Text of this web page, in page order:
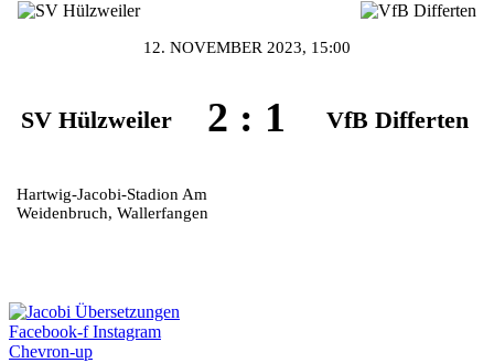
12. NOVEMBER 2023, 15:00
SV Hülzweiler 2 : 1 VfB Differten
Hartwig-Jacobi-Stadion Am
Weidenbruch, Wallerfangen
Facebook-f Instagram
Chevron-up